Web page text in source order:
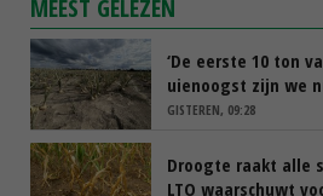
MEEST GELEZEN
‘De eerste 10 ton
uienoogst zijn we
GISTEREN, 09:28
Droogte raakt alle
LTO waarschuwt